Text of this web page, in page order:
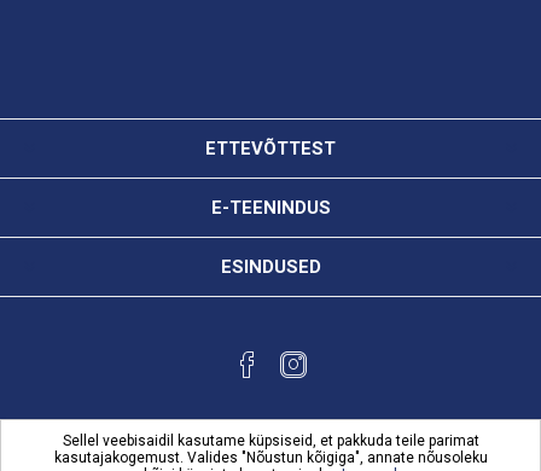
ETTEVÕTTEST
E-TEENINDUS
ESINDUSED
Sellel veebisaidil kasutame küpsiseid, et pakkuda teile parimat
kasutajakogemust. Valides "Nõustun kõigiga", annate nõusoleku